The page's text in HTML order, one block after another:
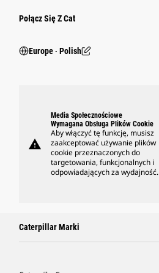
Połącz Się Z Cat
Europe ‧ Polish
warning
Media Społecznościowe
Wymagana Obsługa Plików Cookie
Aby włączyć tę funkcję, musisz
zaakceptować używanie plików
cookie przeznaczonych do
targetowania, funkcjonalnych i
odpowiadających za wydajność.
Caterpillar Marki